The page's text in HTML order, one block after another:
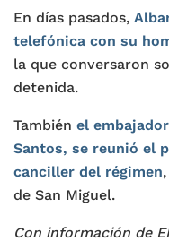
En días pasados,
telefónica con su
la que conversaron
detenida.
También el
Santos, se reunió el
canciller del régimen
de San Miguel.
Con información de